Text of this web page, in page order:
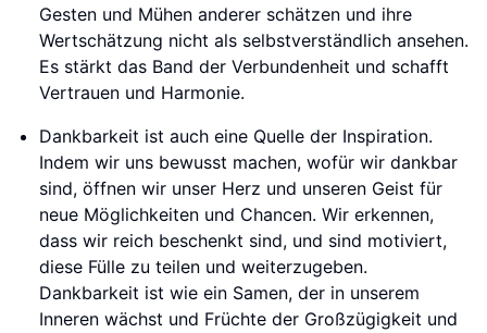
Gesten und Mühen anderer schätzen und ihre
Wertschätzung nicht als selbstverständlich ansehen.
Es stärkt das Band der Verbundenheit und schafft
Vertrauen und Harmonie.
Dankbarkeit ist auch eine Quelle der Inspiration.
Indem wir uns bewusst machen, wofür wir dankbar
sind, öffnen wir unser Herz und unseren Geist für
neue Möglichkeiten und Chancen. Wir erkennen,
dass wir reich beschenkt sind, und sind motiviert,
diese Fülle zu teilen und weiterzugeben.
Dankbarkeit ist wie ein Samen, der in unserem
Inneren wächst und Früchte der Großzügigkeit und